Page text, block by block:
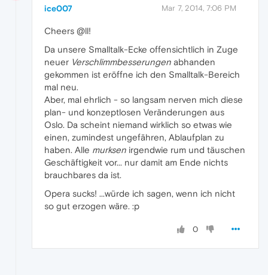
ice007 Mar 7, 2014, 7:06 PM
Cheers @ll!
Da unsere Smalltalk-Ecke offensichtlich in Zuge
neuer Verschlimmbesserungen abhanden
gekommen ist eröffne ich den Smalltalk-Bereich
mal neu.
Aber, mal ehrlich - so langsam nerven mich diese
plan- und konzeptlosen Veränderungen aus
Oslo. Da scheint niemand wirklich so etwas wie
einen, zumindest ungefähren, Ablaufplan zu
haben. Alle murksen irgendwie rum und täuschen
Geschäftigkeit vor... nur damit am Ende nichts
brauchbares da ist.
Opera sucks! ...würde ich sagen, wenn ich nicht
so gut erzogen wäre. :p
0